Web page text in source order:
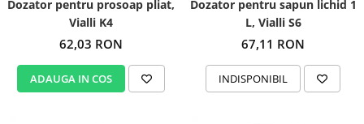
Dozator pentru prosoap pliat,
Vialli K4
62,03 RON
ADAUGA IN COS
Dozator pentru sapun lichid 1
L, Vialli S6
67,11 RON
INDISPONIBIL